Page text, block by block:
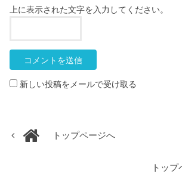
上に表示された文字を入力してください。
新しい投稿をメールで受け取る
トップページへ
トッ